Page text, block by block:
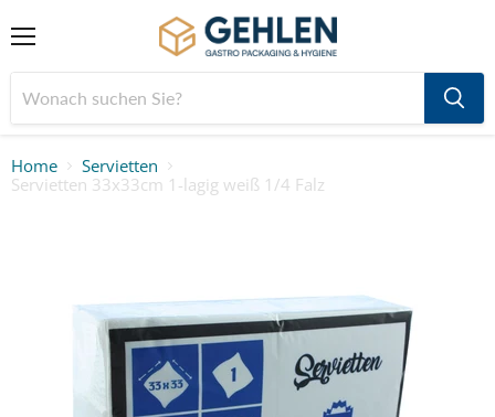
Home
Servietten
Servietten 33x33cm 1-lagig weiß 1/4 Falz